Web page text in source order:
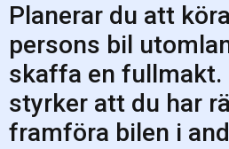
Planerar du att
persons bil
skaffa en fullmakt.
styrker att du har
framföra bilen i